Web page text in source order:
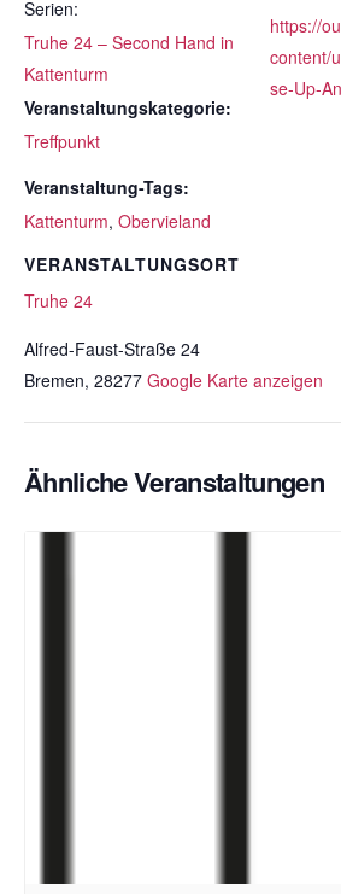
Serien:
Truhe 24 – Second Hand in
Kattenturm
Veranstaltungskategorie:
Treffpunkt
Veranstaltung-Tags:
Kattenturm, Obervieland
VERANSTALTUNGSORT
Truhe 24
Alfred-Faust-Straße 24
Bremen, 28277 Google Karte anzeigen
https://
content/
se-Up-
Ähnliche Veranstaltungen